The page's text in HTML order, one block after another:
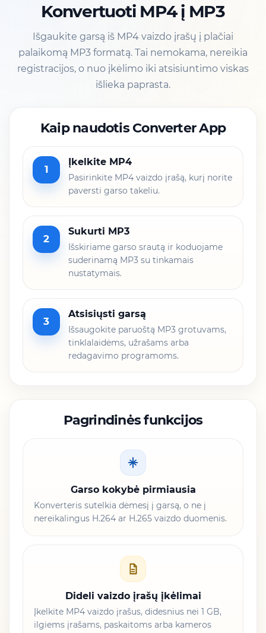
Konvertuoti MP4 į MP3
Išgaukite garsą iš MP4 vaizdo įrašų į plačiai
palaikomą MP3 formatą. Tai nemokama, nereikia
registracijos, o nuo įkėlimo iki atsisiuntimo viskas
išlieka paprasta.
Kaip naudotis Converter App
1
Įkelkite MP4
Pasirinkite MP4 vaizdo įrašą, kurį norite
paversti garso takeliu.
2
Sukurti MP3
Išskiriame garso srautą ir koduojame
suderinamą MP3 su tinkamais
nustatymais.
3
Atsisiųsti garsą
Išsaugokite paruoštą MP3 grotuvams,
tinklalaidėms, užrašams arba
redagavimo programoms.
Pagrindinės funkcijos
Garso kokybė pirmiausia
Konverteris sutelkia dėmesį į garsą, o ne į
nereikalingus H.264 ar H.265 vaizdo duomenis.
Dideli vaizdo įrašų įkėlimai
Įkelkite MP4 vaizdo įrašus, didesnius nei 1 GB,
ilgiems įrašams, paskaitoms arba kameros